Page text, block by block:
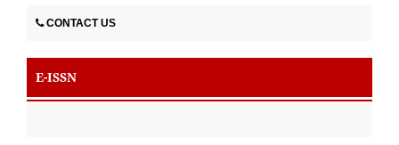
CONTACT US
E-ISSN